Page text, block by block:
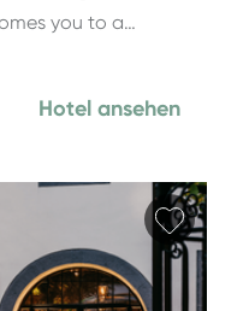
you to a…
Hotel ansehen